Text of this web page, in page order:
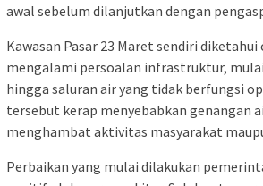
awal sebelum dilanjutkan dengan
Kawasan Pasar 23 Maret sendiri diketahui
mengalami persoalan infrastruktur,
hingga saluran air yang tidak berfungsi
tersebut kerap menyebabkan genangan
menghambat aktivitas masyarakat
Perbaikan yang mulai dilakukan